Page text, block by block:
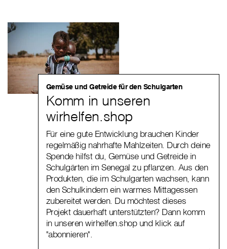
Gemüse und Getreide für den Schulgarten
Komm in unseren
wirhelfen.shop
Für eine gute Entwicklung brauchen Kinder
regelmäßig nahrhafte Mahlzeiten. Durch deine
Spende hilfst du, Gemüse und Getreide in
Schulgärten im Senegal zu pflanzen. Aus den
Produkten, die im Schulgarten wachsen, kann
den Schulkindern ein warmes Mittagessen
zubereitet werden. Du möchtest dieses
Projekt dauerhaft unterstützten? Dann komm
in unseren wirhelfen.shop und klick auf
"abonnieren".